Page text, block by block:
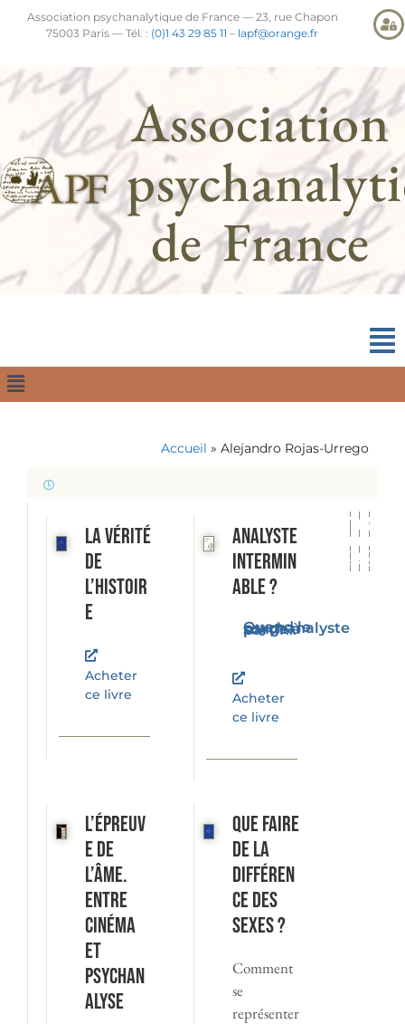
Association psychanalytique de France — 23, rue Chapon
75003 Paris — Tél. : (0)1 43 29 85 11 – lapf@orange.fr
Association
de France
Accueil » Alejandro Rojas-Urrego
La vérité
de
l’histoir
e
Acheter
ce livre
Analyste
intermin
able ?
Quand le psychanalyste songe à partir...
Acheter
ce livre
L’Épreuv
e de
l’âme.
Entre
cinéma
et
psychan
alyse
Que faire
de la
différen
ce des
sexes ?
Comment
se
représenter